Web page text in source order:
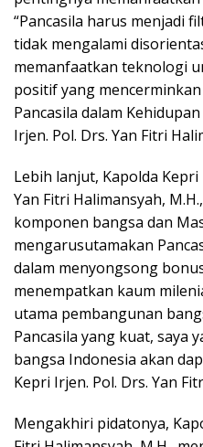
“Pancasila harus menjadi
tidak mengalami
memanfaatkan teknologi
positif yang
Pancasila dalam
Irjen. Pol. Drs. Yan Fitri
Lebih lanjut, Kapolda
Yan Fitri Halimansyah,
komponen bangsa dan
mengarusutamakan
dalam menyongsong
menempatkan kaum
utama pembangunan
Pancasila yang kuat, saya
bangsa Indonesia akan
Kepri Irjen. Pol. Drs. Yan
Mengakhiri pidatonya,